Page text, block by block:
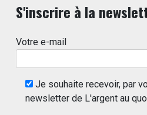
S'inscrire à la
Votre e-mail
Je souhaite recevoir, par
newsletter de L'argent au